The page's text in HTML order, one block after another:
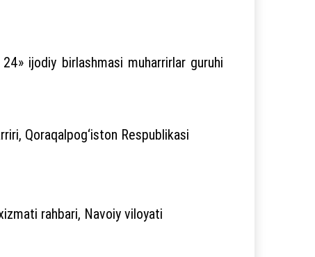
ijodiy birlashmasi muharrirlar guruhi
Qoraqalpog‘iston Respublikasi
rahbari, Navoiy viloyati